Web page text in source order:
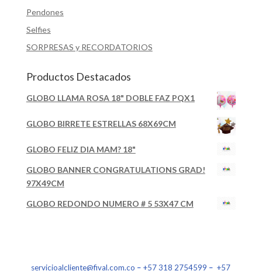
Pendones
Selfies
SORPRESAS y RECORDATORIOS
Productos Destacados
GLOBO LLAMA ROSA 18" DOBLE FAZ PQX1
GLOBO BIRRETE ESTRELLAS 68X69CM
GLOBO FELIZ DIA MAM? 18"
GLOBO BANNER CONGRATULATIONS GRAD!
97X49CM
GLOBO REDONDO NUMERO # 5 53X47 CM
servicioalcliente@fival.com.co – +57 318 2754599 – +57